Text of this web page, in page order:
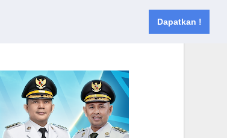
Dapatkan !
Kontak